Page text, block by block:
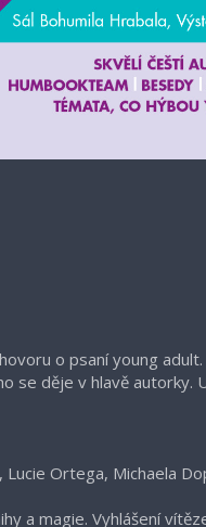
o psaní young
se děje v hlavě autorky.
Lucie Ortega, Michaela
a magie. Vyhlášení